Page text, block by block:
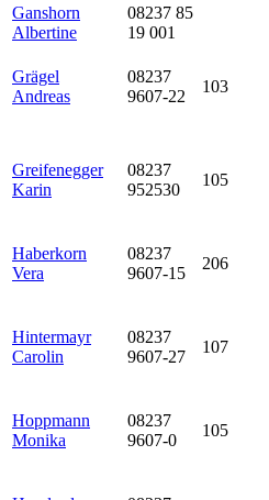
Ganshorn
Albertine
08237 85
19 001
Grägel
Andreas
08237
9607-22
103
Greifenegger
Karin
08237
952530
105
Haberkorn
Vera
08237
9607-15
206
Hintermayr
Carolin
08237
9607-27
107
Hoppmann
Monika
08237
9607-0
105